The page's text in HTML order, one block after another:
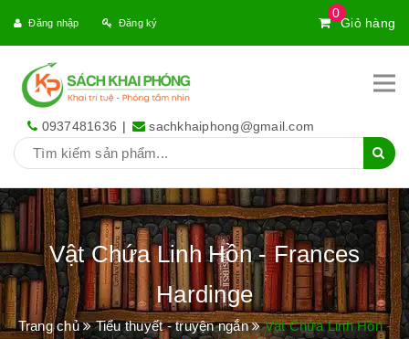
0
Giỏ hàng
Đăng nhập Đăng ký
0937481636 | sachkhaiphong@gmail.com
Vật Chứa Linh Hồn - Frances
Hardinge
Trang chủ Tiểu thuyết - truyện ngắn
Vật Chứa Linh Hồn -